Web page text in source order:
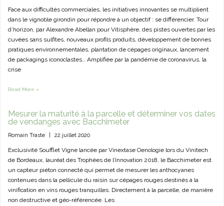
Face aux difficultés commerciales, les initiatives innovantes se multiplient
dans le vignoble girondin pour répondre à un objectif : se différencier. Tour
d’horizon, par Alexandre Abellan pour Vitisphère, des pistes ouvertes par les
cuvées sans sulfites, nouveaux profils produits, développement de bonnes
pratiques environnementales, plantation de cépages originaux, lancement
de packagings iconoclastes… Amplifiée par la pandémie de coronavirus, la
crise
Read More »
Mesurer la maturité à la parcelle et déterminer vos dates
de vendanges avec Bacchimeter
Romain Traste 22 juillet 2020
Exclusivité Soufflet Vigne lancée par Vinextase Oenologie lors du Vinitech
de Bordeaux, lauréat des Trophées de l’Innovation 2018, le Bacchimeter est
un capteur piéton connecté qui permet de mesurer les anthocyanes
contenues dans la pellicule du raisin sur cépages rouges destinés à la
vinification en vins rouges tranquilles. Directement à la parcelle, de manière
non destructive et géo-référencée. Les